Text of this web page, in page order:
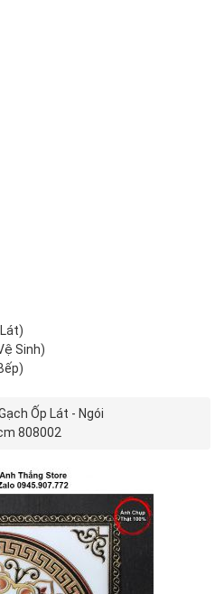
Sinh)
Ốp Lát - Ngói
808002